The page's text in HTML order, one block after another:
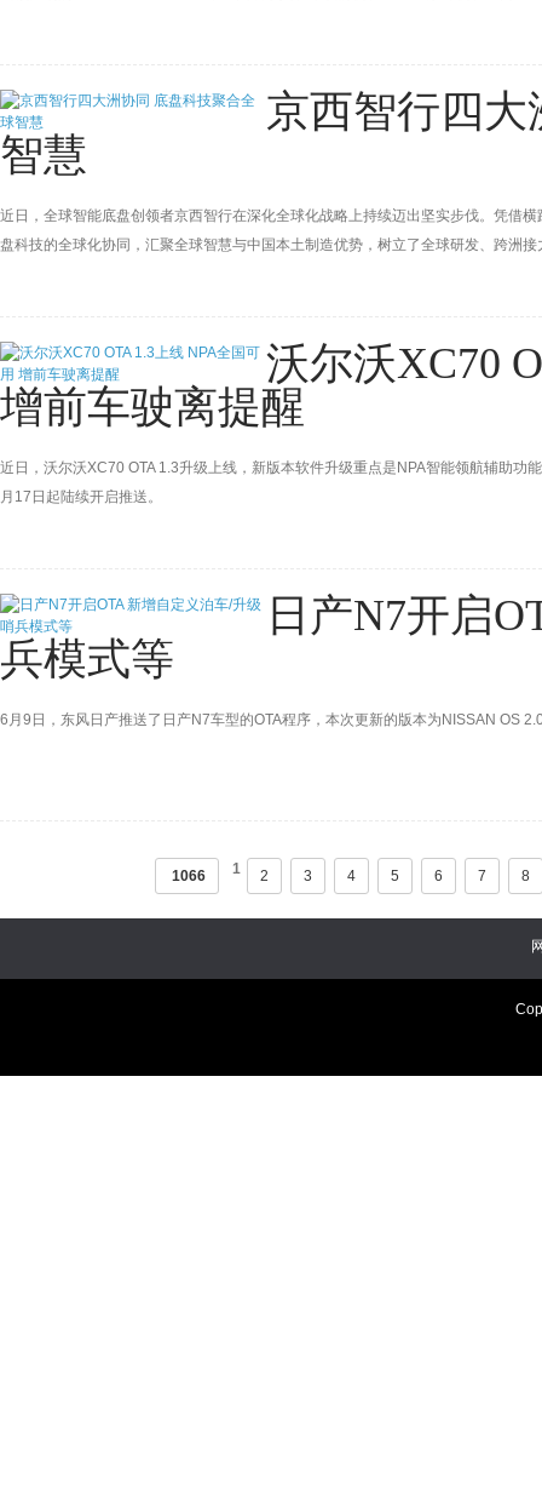
京西智行四
智慧
近日，全球智能底盘创领者京西智行在深化全球化战略上持续迈出坚实步伐。凭借
盘科技的全球化协同，汇聚全球智慧与中国本土制造优势，树立了全球研发、跨洲
沃尔沃XC70
增前车驶离提醒
近日，沃尔沃XC70 OTA 1.3升级上线，新版本软件升级重点是NPA智能领航辅助
月17日起陆续开启推送。
日产N7开启
兵模式等
6月9日，东风日产推送了日产N7车型的OTA程序，本次更新的版本为NISSAN OS
1066 1 2 3 4 5 6 7 8